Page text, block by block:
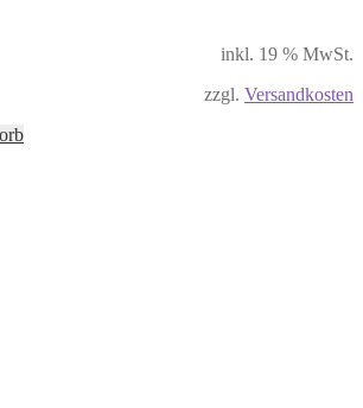
inkl. 19 % MwSt.
zzgl. Versandkosten